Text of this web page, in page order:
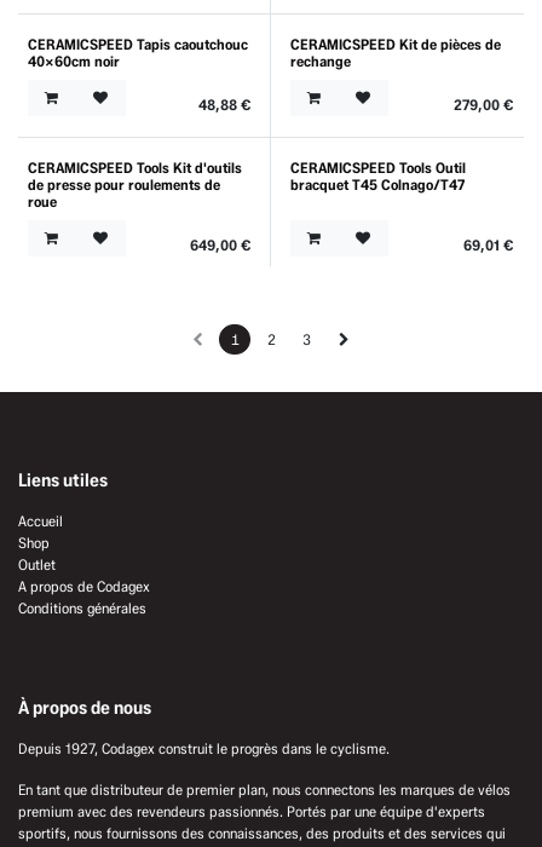
CERAMICSPEED Tapis caoutchouc
40X60cm noir
48,88€
CERAMICSPEED Kit de pièces de
rechange
279,00€
CERAMICSPEED Tools Kit d'outils
de presse pour roulements de
roue
649,00€
CERAMICSPEED Tools Outil
bracquet T45 Colnago/T47
69,01 €
1 2 3
Liens utiles
Accueil
Shop
Outlet
A propos de Codagex
Conditions générales
À propos de nous
Depuis 1927, Codagex construit le progrès dans le cyclisme.
En tant que distributeur de premier plan, nous connectons les marques de vélos
premium avec des revendeurs passionnés. Portés par une équipe d'experts
sportifs, nous fournissons des connaissances, des produits et des services qui